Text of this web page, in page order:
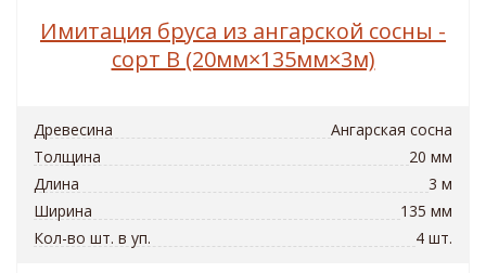
Имитация бруса из ангарской сосны -
сорт B (20мм×135мм×3м)
Древесина
Ангарская сосна
Толщина
20 мм
Длина
3 м
Ширина
135 мм
Кол-во шт. в уп.
4 шт.